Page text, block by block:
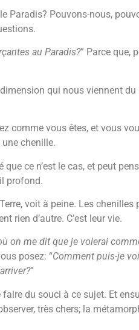
Paradis? Pouvons-nous,
au Paradis?” Parce que,
qui nous viennent
comme vous êtes, et vous
chenille.
ce n’est le cas, et peut
profond.
voit à peine. Les
rien d’autre. C’est leur vie.
on me dit que je volerai
posez: “Comment puis-je
”
du souci à ce sujet. Et
très chers; la